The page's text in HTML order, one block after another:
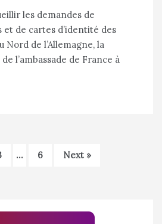
les demandes de
et de cartes d’identité des
Nord de l’Allemagne, la
l’ambassade de France à
… 6 Next »